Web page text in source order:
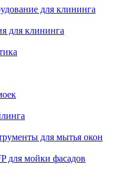
для клининга
для клининга
для мытья окон
для мойки фасадов